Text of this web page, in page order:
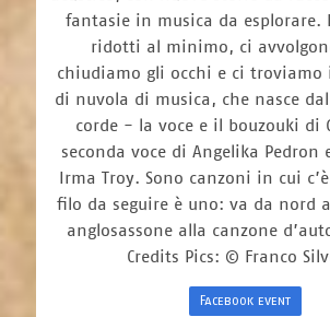
fantasie in musica da esplorare.
ridotti al minimo, ci
chiudiamo gli occhi e ci troviamo
di nuvola di musica, che nasce
corde - la voce e il bouzouki di
seconda voce di Angelika
Irma Troy. Sono canzoni in cui
filo da seguire è uno: va da nord
anglosassone alla canzone
Credits Pics: © Franco
Facebook event